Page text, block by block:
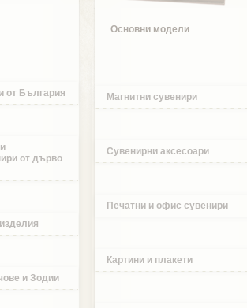
от България
от дърво
и Зодии
Основни модели
Магнитни сувенири
Сувенирни аксесоари
Печатни и офис сувенири
Картини и плакети